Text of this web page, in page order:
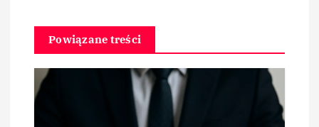
g
a
c
Powiązane treści